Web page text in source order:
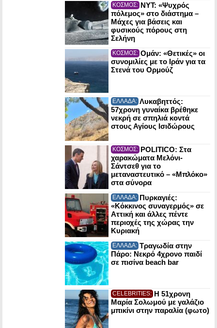
ΚΟΣΜΟΣ: NYT: «Ψυχρός
πόλεμος» στο διάστημα –
Μάχες για βάσεις και
φυσικούς πόρους στη
Σελήνη
ΚΟΣΜΟΣ: Ομάν: «Θετικές» οι
συνομιλίες με το Ιράν για τα
Στενά του Ορμούζ
ΕΛΛΑΔΑ: Λυκαβηττός:
57χρονη γυναίκα βρέθηκε
νεκρή σε σπηλιά κοντά
στους Αγίους Ισιδώρους
ΚΟΣΜΟΣ: POLITICO: Στα
χαρακώματα Μελόνι-
Σάντσεθ για το
μεταναστευτικό – «Μπλόκο»
στα σύνορα
ΕΛΛΑΔΑ: Πυρκαγιές:
«Κόκκινος συναγερμός» σε
Αττική και άλλες πέντε
περιοχές της χώρας την
Κυριακή
ΕΛΛΑΔΑ: Τραγωδία στην
Πάρο: Νεκρό 4χρονο παιδί
σε πισίνα beach bar
CELEBRITIES: Η 51χρονη
Μαρία Σολωμού με γαλάζιο
μπικίνι στην παραλία (φωτο)